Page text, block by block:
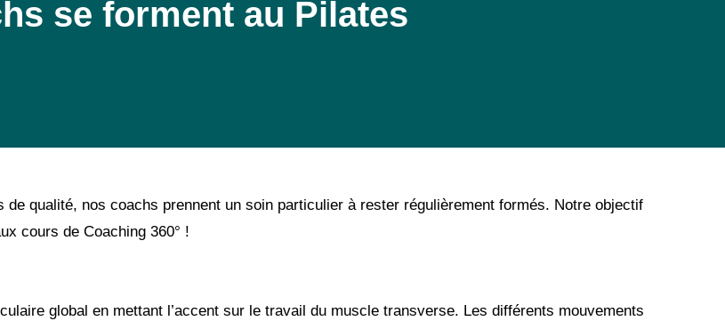
se forment au Pilates
qualité, nos coachs prennent un soin particulier à rester régulièrement formés. Notre objectif
cours de Coaching 360° !
global en mettant l’accent sur le travail du muscle transverse. Les différents mouvements